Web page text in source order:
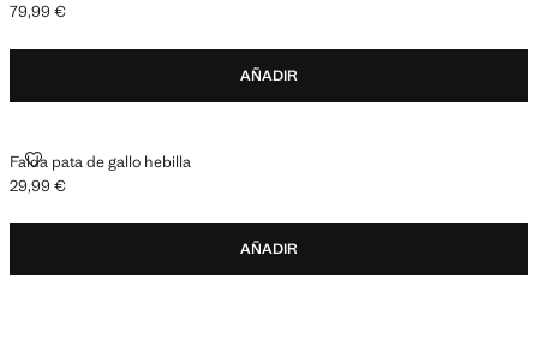
Precio actual [79,99 € ]
79,99 €
AÑADIR
Falda pata de gallo hebilla
FALDA PATA DE GALLO HEBILLA
Precio actual [29,99 € ]
29,99 €
AÑADIR